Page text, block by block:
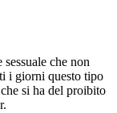
che non
i giorni questo tipo
si ha del proibito